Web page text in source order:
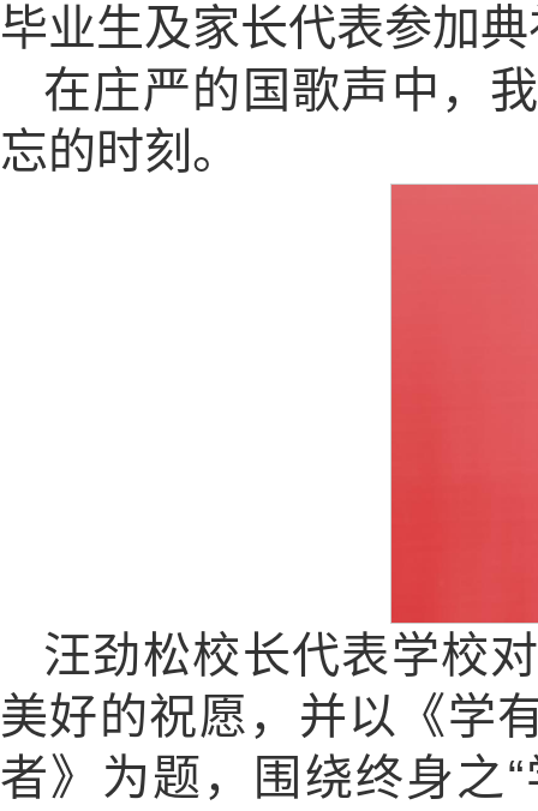
毕业生及家长代表参加
在庄严的国歌声中，
忘的时刻。
汪劲松校长代表学校
美好的祝愿，并以《学
者》为题，围绕终身之